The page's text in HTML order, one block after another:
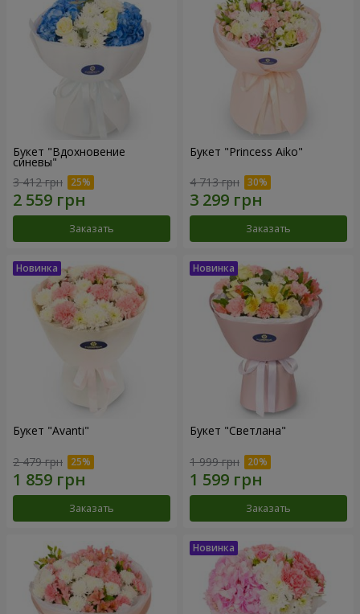
Букет "Вдохновение
синевы"
3 412 грн
Заказать
Букет "Princess Aiko"
4 713 грн
Заказать
Букет "Avanti"
2 479 грн
Заказать
Букет "Светлана"
1 999 грн
Заказать